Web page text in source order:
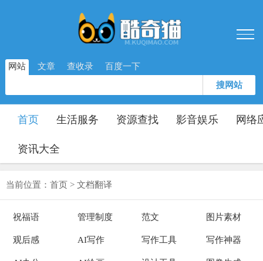
网站 文章 查收录 百度一下
搜网站
首页 生活服务 资源查找 影音娱乐 网络
资讯大全
当前位置： 首页 > 文档翻译
祝福语 管理制度 范文 图片素材
观后感 AI写作 写作工具 写作神器